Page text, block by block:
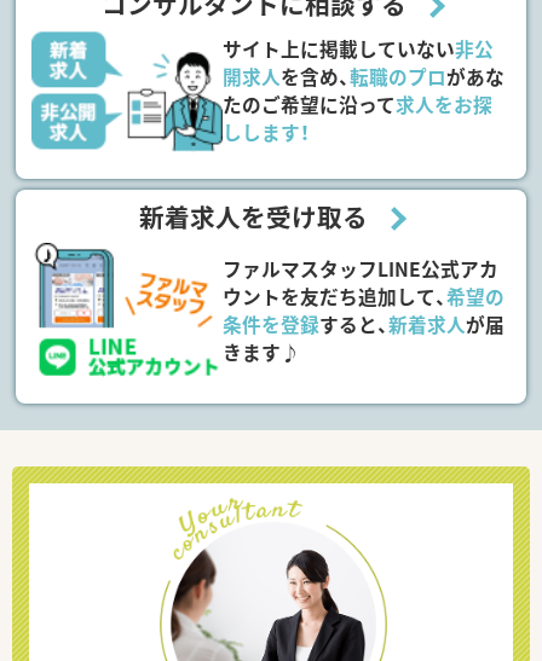
サイト上に掲載していない非公
開求人を含め、転職のプロがあな
たのご希望に沿って求人をお探
しします！
新着求人を受け取る
ファルマスタッフLINE公式アカ
ウントを友だち追加して、希望の
条件を登録すると、新着求人が届
きます♪